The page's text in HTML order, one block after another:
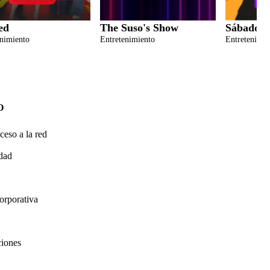
The Suso's Show
Entretenimiento
Sábados
a la red